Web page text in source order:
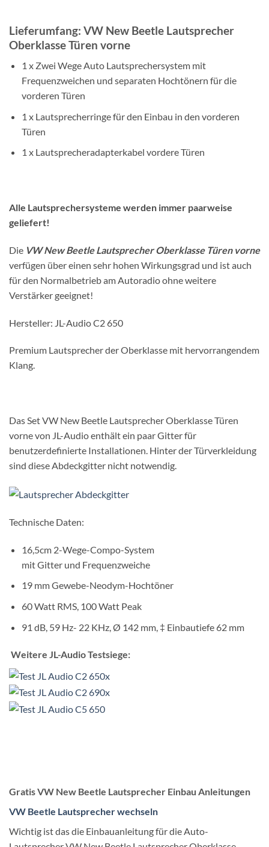
Lieferumfang: VW New Beetle Lautsprecher
Oberklasse Türen vorne
1 x Zwei Wege Auto Lautsprechersystem mit
Frequenzweichen und separaten Hochtönern für die
vorderen Türen
1 x Lautsprecherringe für den Einbau in den vorderen
Türen
1 x Lautsprecheradapterkabel vordere Türen
Alle Lautsprechersysteme werden immer paarweise
geliefert!
Die VW New Beetle Lautsprecher Oberklasse Türen vorne
verfügen über einen sehr hohen Wirkungsgrad und ist auch
für den Normalbetrieb am Autoradio ohne weitere
Verstärker geeignet!
Hersteller: JL-Audio C2 650
Premium Lautsprecher der Oberklasse mit hervorrangendem
Klang.
Das Set VW New Beetle Lautsprecher Oberklasse Türen
vorne von JL-Audio enthält ein paar Gitter für
benutzerdefinierte Installationen. Hinter der Türverkleidung
sind diese Abdeckgitter nicht notwendig.
Technische Daten:
16,5cm 2-Wege-Compo-System
mit Gitter und Frequenzweiche
19 mm Gewebe-Neodym-Hochtöner
60 Watt RMS, 100 Watt Peak
91 dB, 59 Hz- 22 KHz, Ø 142 mm, ‡ Einbautiefe 62 mm
Weitere JL-Audio Testsiege:
Gratis VW New Beetle Lautsprecher Einbau Anleitungen
VW Beetle Lautsprecher wechseln
Wichtig ist das die Einbauanleitung für die Auto-